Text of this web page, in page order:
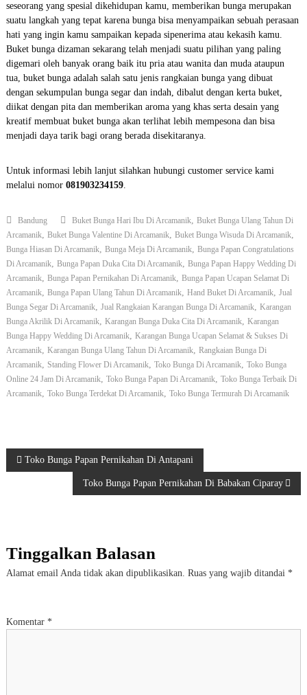
seseorang yang spesial dikehidupan kamu, memberikan bunga merupakan
suatu langkah yang tepat karena bunga bisa menyampaikan sebuah perasaan
hati yang ingin kamu sampaikan kepada sipenerima atau kekasih kamu.
Buket bunga dizaman sekarang telah menjadi suatu pilihan yang paling
digemari oleh banyak orang baik itu pria atau wanita dan muda ataupun
tua, buket bunga adalah salah satu jenis rangkaian bunga yang dibuat
dengan sekumpulan bunga segar dan indah, dibalut dengan kerta buket,
diikat dengan pita dan memberikan aroma yang khas serta desain yang
kreatif membuat buket bunga akan terlihat lebih mempesona dan bisa
menjadi daya tarik bagi orang berada disekitaranya.
Untuk informasi lebih lanjut silahkan hubungi customer service kami
melalui nomor 081903234159.
Bandung Buket Bunga Hari Ibu Di Arcamanik, Buket Bunga Ulang Tahun Di
Arcamanik, Buket Bunga Valentine Di Arcamanik, Buket Bunga Wisuda Di Arcamanik,
Bunga Hiasan Di Arcamanik, Bunga Meja Di Arcamanik, Bunga Papan Congratulations
Di Arcamanik, Bunga Papan Duka Cita Di Arcamanik, Bunga Papan Happy Wedding Di
Arcamanik, Bunga Papan Pernikahan Di Arcamanik, Bunga Papan Ucapan Selamat Di
Arcamanik, Bunga Papan Ulang Tahun Di Arcamanik, Hand Buket Di Arcamanik, Jual
Bunga Segar Di Arcamanik, Jual Rangkaian Karangan Bunga Di Arcamanik, Karangan
Bunga Akrilik Di Arcamanik, Karangan Bunga Duka Cita Di Arcamanik, Karangan
Bunga Happy Wedding Di Arcamanik, Karangan Bunga Ucapan Selamat & Sukses Di
Arcamanik, Karangan Bunga Ulang Tahun Di Arcamanik, Rangkaian Bunga Di
Arcamanik, Standing Flower Di Arcamanik, Toko Bunga Di Arcamanik, Toko Bunga
Online 24 Jam Di Arcamanik, Toko Bunga Papan Di Arcamanik, Toko Bunga Terbaik Di
Arcamanik, Toko Bunga Terdekat Di Arcamanik, Toko Bunga Termurah Di Arcamanik
N
i
a
Toko Bunga Papan Pernikahan Di Antapani
Toko Bunga Papan Pernikahan Di Babakan Ciparay
Tinggalkan Balasan
Alamat email Anda tidak akan dipublikasikan. Ruas yang wajib ditandai *
Komentar *